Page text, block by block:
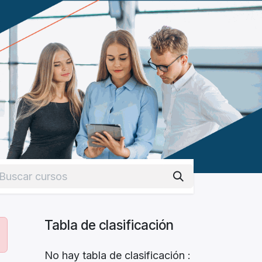
Tabla de clasificación
No hay tabla de clasificación :